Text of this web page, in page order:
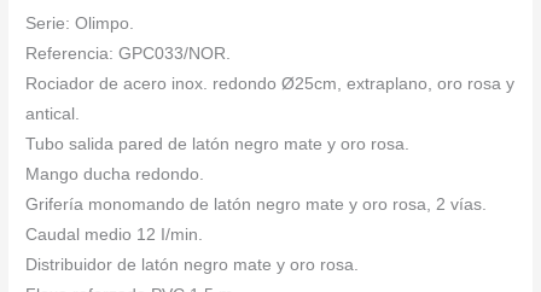
Serie: Olimpo.
Referencia: GPC033/NOR.
Rociador de acero inox. redondo Ø25cm, extraplano, oro rosa y
antical.
Tubo salida pared de latón negro mate y oro rosa.
Mango ducha redondo.
Grifería monomando de latón negro mate y oro rosa, 2 vías.
Caudal medio 12 I/min.
Distribuidor de latón negro mate y oro rosa.